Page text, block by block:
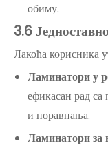
обиму.
3.6
Лакоћа корисника
Ламинатори у
ефикасан рад
и поравнања.
Ламинатори за